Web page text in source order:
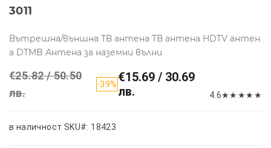
3011
Вътрешна/външна ТВ антена ТВ антена HDTV антен
а DTMB Антена за наземни вълни
€25.82 / 50.50
лв.
-39%€15.69 / 30.69
лв.
4.6★★ ★★ ★
в наличност SKU#: 18423